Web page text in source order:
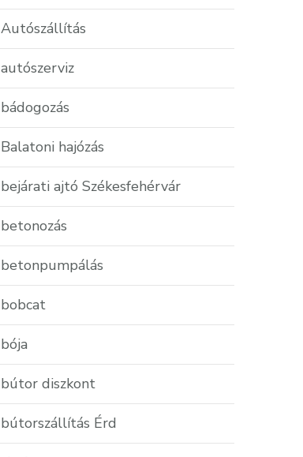
Autószállítás
autószerviz
bádogozás
Balatoni hajózás
bejárati ajtó Székesfehérvár
betonozás
betonpumpálás
bobcat
bója
bútor diszkont
bútorszállítás Érd